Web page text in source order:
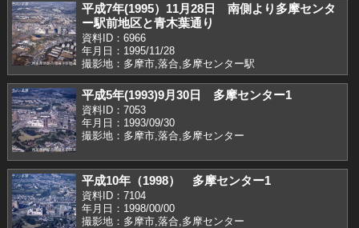
平成7年(1995）11月28日 南側より多摩センタ
ー駅前地区と青木葉通り
資料ID：6966
年月日：1995/11/28
撮影地：多摩市,落合,多摩センター駅
平成5年(1993)9月30日 多摩センター1
資料ID：7053
年月日：1993/09/30
撮影地：多摩市,落合,多摩センター
平成10年（1998） 多摩センター1
資料ID：7104
年月日：1998/00/00
撮影地：多摩市,落合,多摩センター